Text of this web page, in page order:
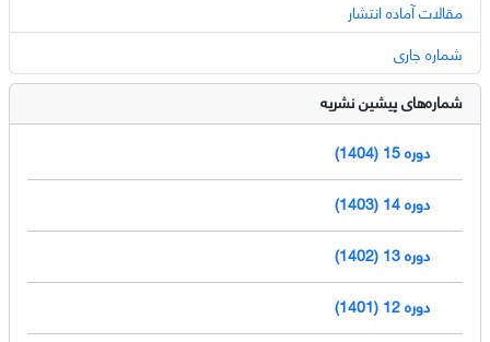
مقالات آماده انتشار
شماره جاری
شماره‌های پیشین نشریه
دوره 15 (1404)
دوره 14 (1403)
دوره 13 (1402)
دوره 12 (1401)